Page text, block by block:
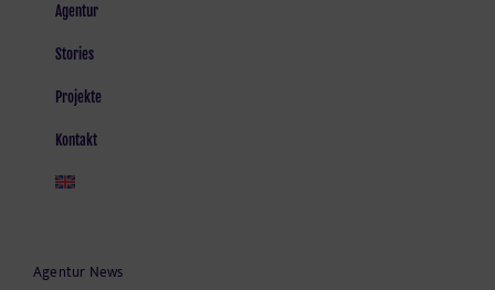
Agentur
Stories
Projekte
Kontakt
Agentur News